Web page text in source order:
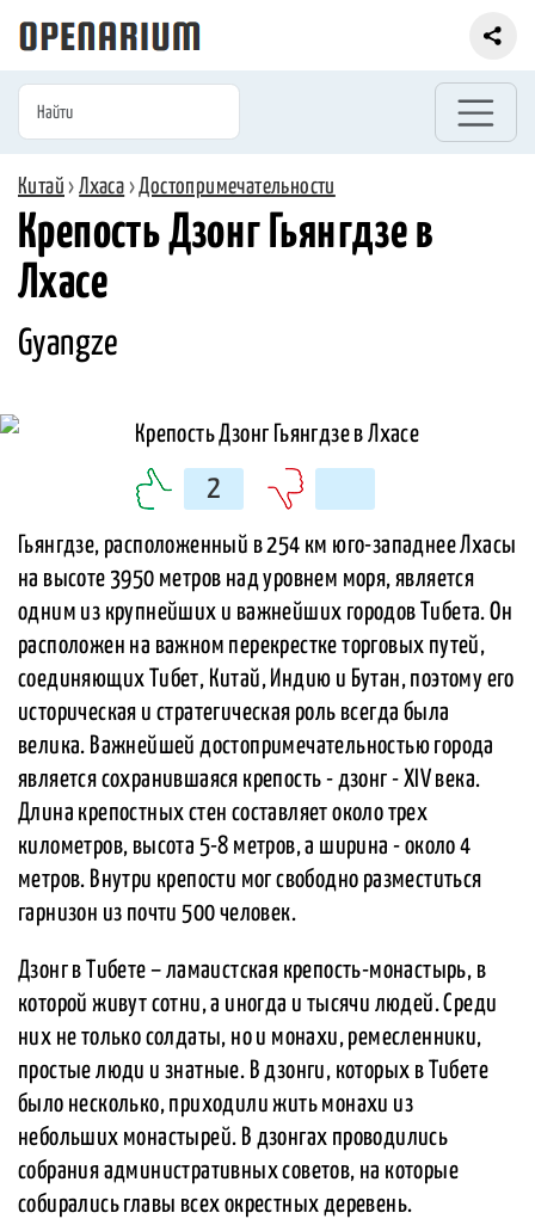
Китай ›Лхаса ›Достопримечательности
Крепость Дзонг Гьянгдзе в
Лхасе
Gyangze
2
Гьянгдзе, расположенный в 254 км юго-западнее Лхасы
на высоте 3950 метров над уровнем моря, является
одним из крупнейших и важнейших городов Тибета. Он
расположен на важном перекрестке торговых путей,
соединяющих Тибет, Китай, Индию и Бутан, поэтому его
историческая и стратегическая роль всегда была
велика. Важнейшей достопримечательностью города
является сохранившаяся крепость - дзонг - XIV века.
Длина крепостных стен составляет около трех
километров, высота 5-8 метров, а ширина - около 4
метров. Внутри крепости мог свободно разместиться
гарнизон из почти 500 человек.
Дзонг в Тибете – ламаистская крепость-монастырь, в
которой живут сотни, а иногда и тысячи людей. Среди
них не только солдаты, но и монахи, ремесленники,
простые люди и знатные. В дзонги, которых в Тибете
было несколько, приходили жить монахи из
небольших монастырей. В дзонгах проводились
собрания административных советов, на которые
собирались главы всех окрестных деревень.